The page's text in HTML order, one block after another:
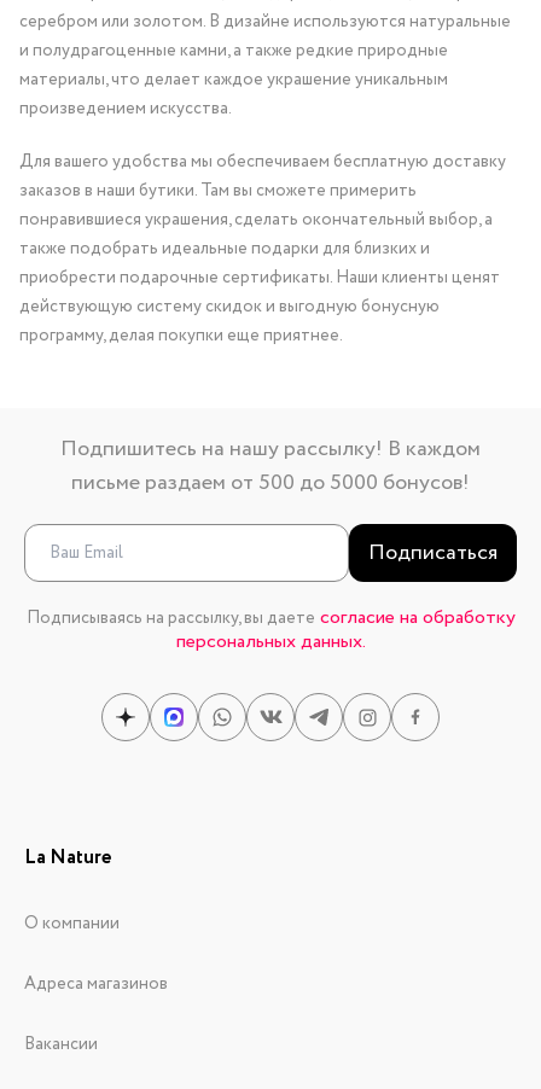
серебром или золотом. В дизайне используются натуральные
и полудрагоценные камни, а также редкие природные
материалы, что делает каждое украшение уникальным
произведением искусства.
Для вашего удобства мы обеспечиваем бесплатную доставку
заказов в наши бутики. Там вы сможете примерить
понравившиеся украшения, сделать окончательный выбор, а
также подобрать идеальные подарки для близких и
приобрести подарочные сертификаты. Наши клиенты ценят
действующую систему скидок и выгодную бонусную
программу, делая покупки еще приятнее.
Подпишитесь на нашу рассылку! В каждом
письме раздаем от 500 до 5000 бонусов!
Подписаться
Подписываясь на рассылку, вы даете согласие на обработку
персональных данных.
La Nature
О компании
Адреса магазинов
Вакансии